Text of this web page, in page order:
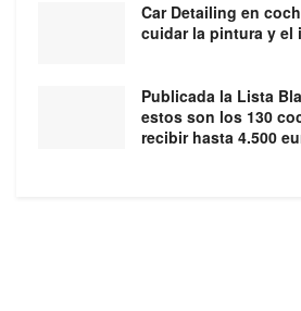
Car Detailing en
cuidar la pintura y el
Publicada la Lista
estos son los 130
recibir hasta 4.500